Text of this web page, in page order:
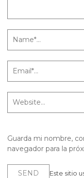
Guarda mi nombre,
navegador para la
Este sitio